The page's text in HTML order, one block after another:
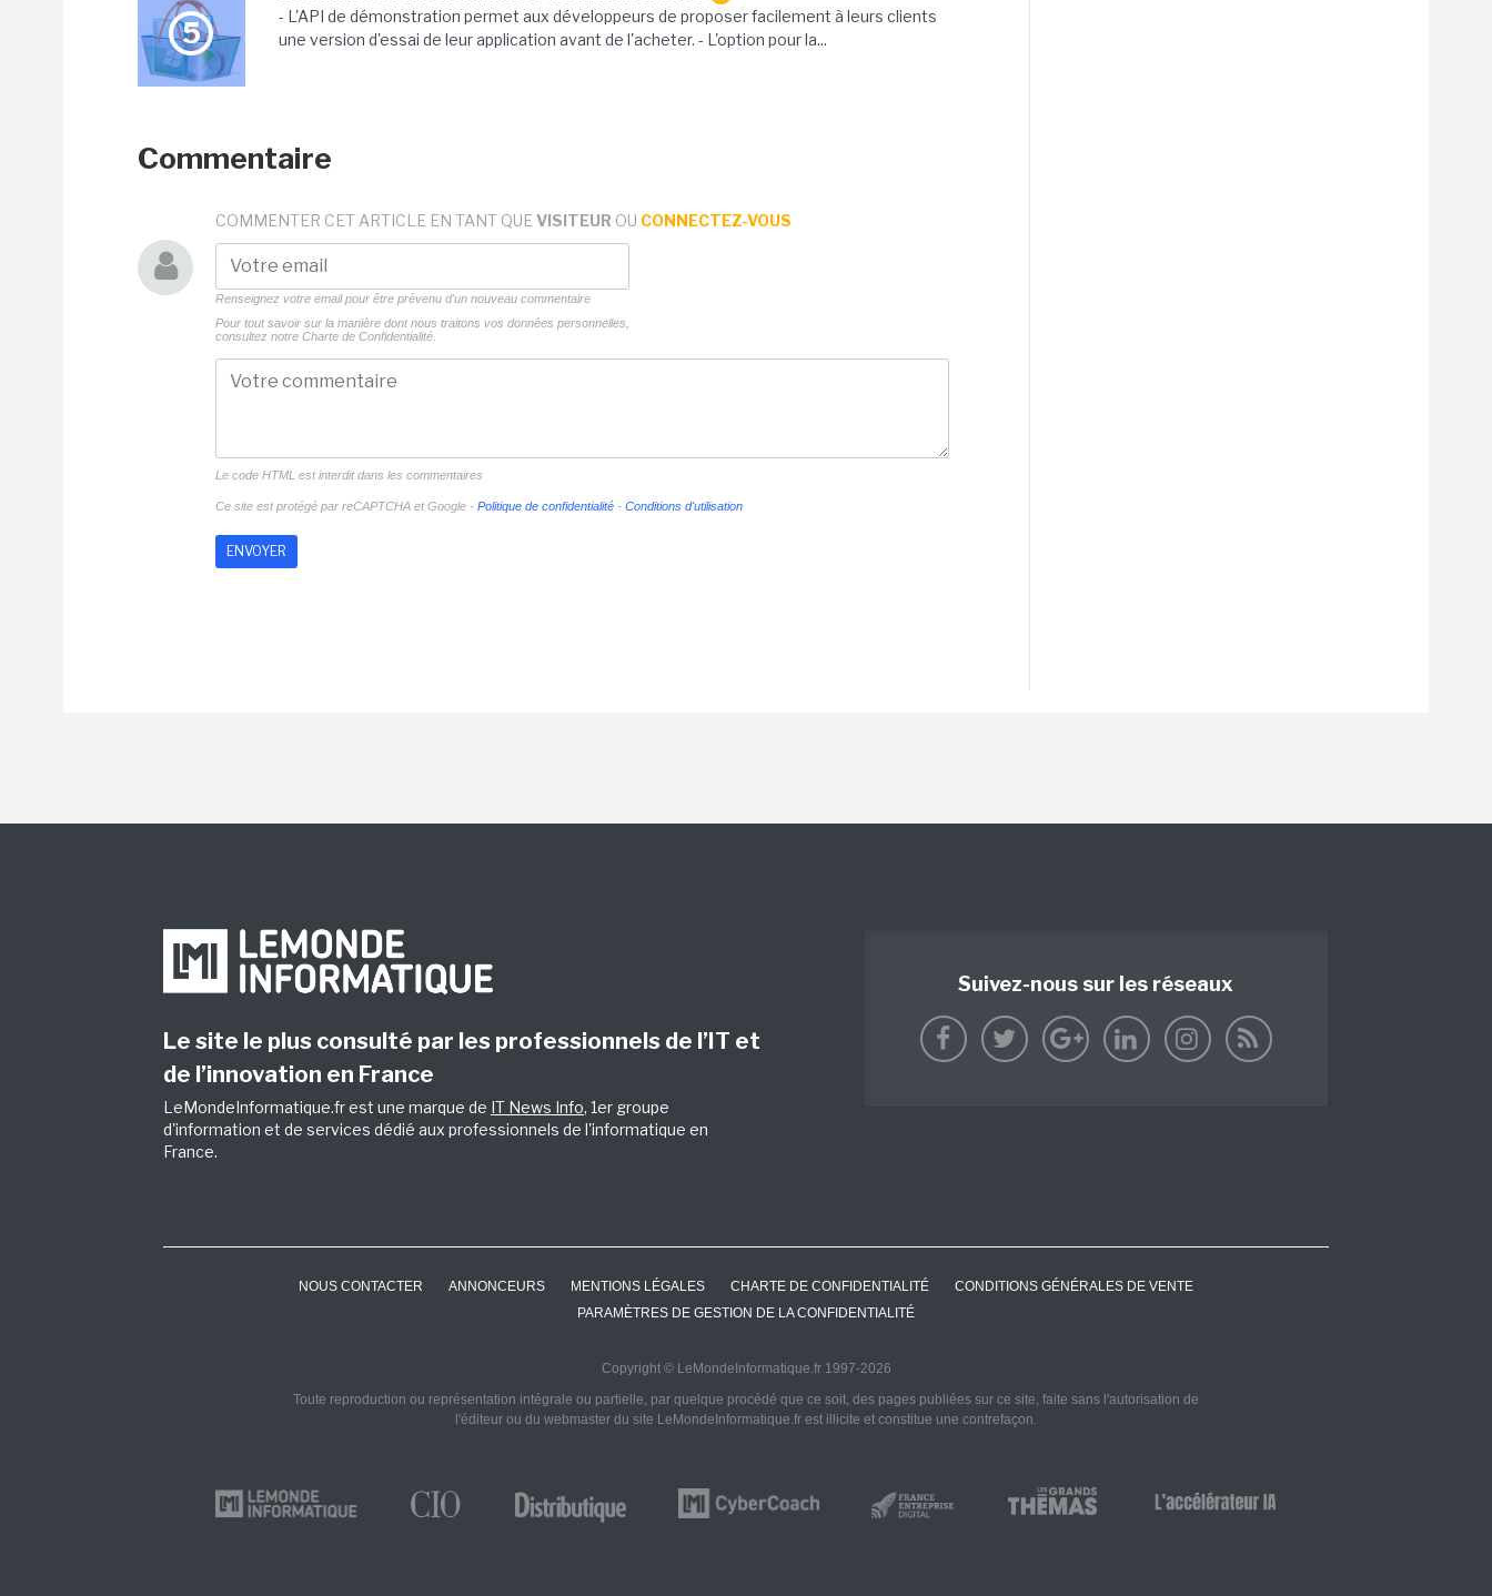
5
- L'API de démonstration permet aux développeurs de proposer facilement à leurs clients
une version d'essai de leur application avant de l'acheter. - L'option pour la...
Commentaire
COMMENTER CET ARTICLE EN TANT QUE VISITEUR OU CONNECTEZ-VOUS
Renseignez votre email pour être prévenu d'un nouveau commentaire
Pour tout savoir sur la manière dont nous traitons vos données personnelles,
consultez notre Charte de Confidentialité.
Le code HTML est interdit dans les commentaires
Ce site est protégé par reCAPTCHA et Google - Politique de confidentialité - Conditions d'utilisation
Le site le plus consulté par les professionnels de l’IT et
de l’innovation en France
LeMondeInformatique.fr est une marque de IT News Info, 1er groupe
d'information et de services dédié aux professionnels de l'informatique en
France.
Suivez-nous sur les réseaux
NOUS CONTACTER ANNONCEURS MENTIONS LÉGALES CHARTE DE CONFIDENTIALITÉ
CONDITIONS GÉNÉRALES DE VENTE
PARAMÈTRES DE GESTION DE LA CONFIDENTIALITÉ
Copyright © LeMondeInformatique.fr 1997-2026
Toute reproduction ou représentation intégrale ou partielle, par quelque procédé que ce soit, des pages publiées sur ce site, faite sans l'autorisation de
l'éditeur ou du webmaster du site LeMondeInformatique.fr est illicite et constitue une contrefaçon.